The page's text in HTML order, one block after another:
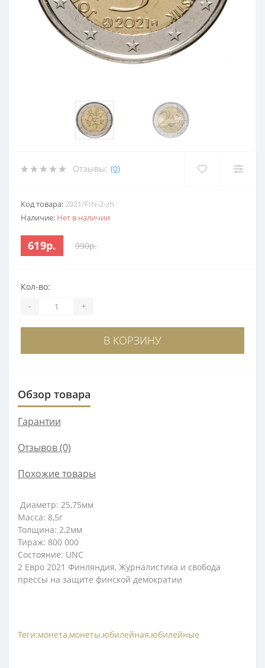
Отзывы: (0)
Код товара:2021/FIN-2-zh
Наличие: Нет в наличии
619р. 990р.
Кол-во:
- +
В КОРЗИНУ
Обзор товара
Гарантии
Отзывов (0)
Похожие товары
Диаметр: 25,75мм
Масса: 8,5г
Толщина: 2,2мм
Тираж: 800 000
Состояние: UNC
2 Евро 2021 Финляндия, Журналистика и свобода
прессы на защите финской демократии
Теги:монета,монеты,юбилейная,юбилейные